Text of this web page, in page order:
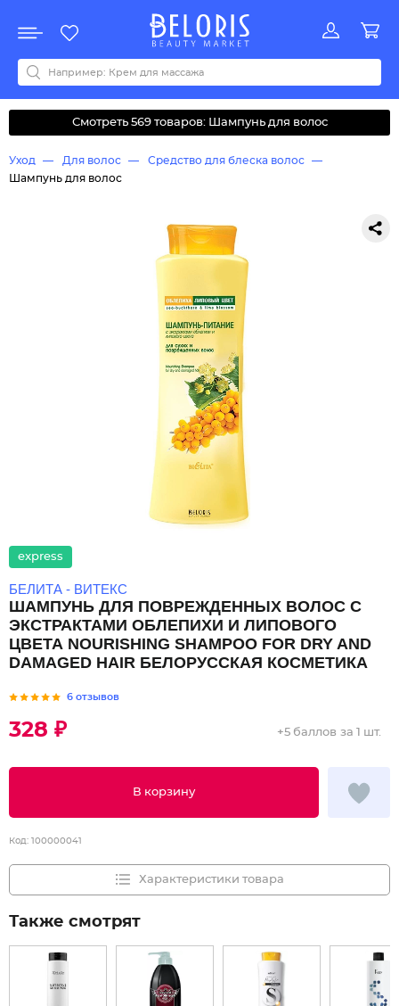
Акции
Все бренды
0-9ABCDEFGHIJKLMNOPQRSTUVWYZАБВДЗИМОКЛНПРСТУФ
Смотреть 569 товаров: Шампунь для волос
Уход Для волос
Средство для блеска волос
Шампунь для волос
express
БЕЛИТА - ВИТЕКС
ШАМПУНЬ ДЛЯ ПОВРЕЖДЕННЫХ ВОЛОС С
ЭКСТРАКТАМИ ОБЛЕПИХИ И ЛИПОВОГО
ЦВЕТА NOURISHING SHAMPOO FOR DRY AND
DAMAGED HAIR БЕЛОРУССКАЯ КОСМЕТИКА
6 отзывов
328 ₽
В корзину
+5 баллов за 1 шт.
Код: 100000041
Характеристики товара
Также смотрят